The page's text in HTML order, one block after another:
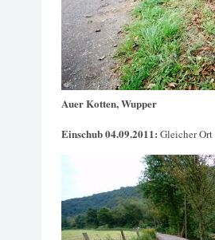
Auer Kotten, Wupper
Einschub 04.09.2011: Gleicher Ort